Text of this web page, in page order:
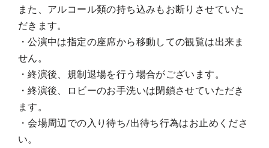
また、アルコール類の持ち込みもお断りさせていた
だきます。
・公演中は指定の座席から移動しての観覧は出来ま
せん。
・終演後、規制退場を行う場合がございます。
・終演後、ロビーのお手洗いは閉鎖させていただき
ます。
・会場周辺での入り待ち/出待ち行為はお止めくださ
い。